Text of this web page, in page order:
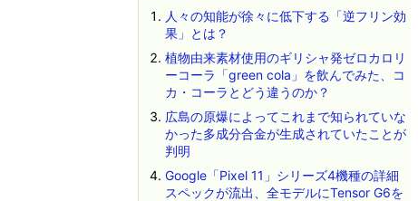
人々の知能が徐々に低下する「逆フリン効
果」とは？
植物由来素材使用のギリシャ発ゼロカロリ
ーコーラ「green cola」を飲んでみた、コ
カ・コーラとどう違うのか？
広島の原爆によってこれまで知られていな
かった多成分合金が生成されていたことが
判明
Google「Pixel 11」シリーズ4機種の詳細
スペックが流出、全モデルにTensor G6を